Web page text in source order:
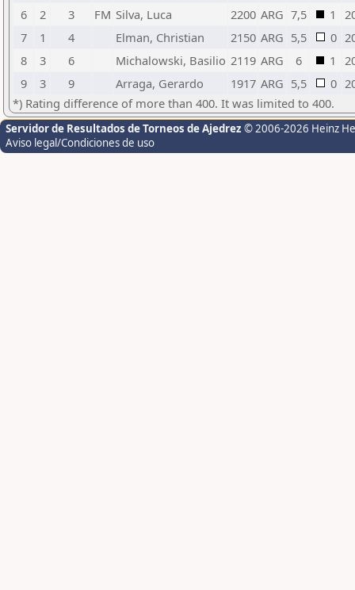
6
2 3 FM Silva, Luca 2200 ARG 7,5 1
7
1 4 Elman, Christian 2150 ARG 5,5 0
8
3 6 Michalowski, Basilio 2119 ARG 6 1
9
3 9 Arraga, Gerardo 1917 ARG 5,5 0
*) Rating difference of more than 400. It was limited to 400.
Servidor de Resultados de Torneos de Ajedrez © 2006-2026 Heinz
Aviso legal/Condiciones de uso